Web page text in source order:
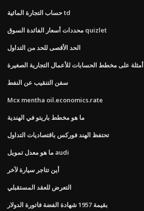
حساب التجارة المائية td
محددات أسعار الفائدة السوق quizlet
الحد الأقصى للحد من التداول
أمثلة على مخطط الحسابات للأعمال التجارية الصغيرة
سفن التنقيب عن النفط
Mcx mentha oil.economics.rate
ما هو مخطط باريتو في الهندية
تحتفظ الهند فوركس باقتصاديات التداول
ما هو معدل تمويل audi
أين تتاجر سيارة لآخر
التعرض للعقد المستقبلي
بقيمة 1957 شهادة الفضة فاتورة الدولار